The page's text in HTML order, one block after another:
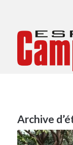
Archive